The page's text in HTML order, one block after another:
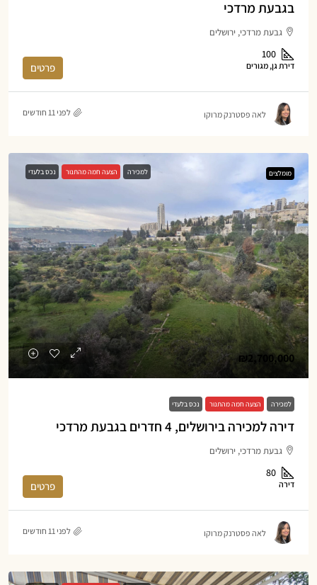
בגבעת מרדכי
גבעת מרדכי, ירושלים
100
דירת גן, מגורים פרטים
לאה פסטרנק מרוקו לפני 11 חודשים
מומלצים למכירה הצעה חמה מהתנור נכס בלעדי
₪2,700,000
למכירה הצעה חמה מהתנור נכס בלעדי
דירה למכירה בירושלים, 4 חדרים בגבעת מרדכי
גבעת מרדכי, ירושלים
80
דירה פרטים
לאה פסטרנק מרוקו לפני 11 חודשים